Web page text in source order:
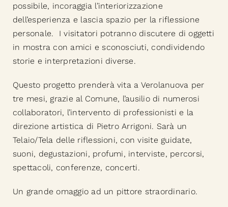
possibile, incoraggia l’interiorizzazione
dell’esperienza e lascia spazio per la riflessione
personale. I visitatori potranno discutere di oggetti
in mostra con amici e sconosciuti, condividendo
storie e interpretazioni diverse.
Questo progetto prenderà vita a Verolanuova per
tre mesi, grazie al Comune, l’ausilio di numerosi
collaboratori, l’intervento di professionisti e la
direzione artistica di Pietro Arrigoni. Sarà un
Telaio/Tela delle riflessioni, con visite guidate,
suoni, degustazioni, profumi, interviste, percorsi,
spettacoli, conferenze, concerti.
Un grande omaggio ad un pittore straordinario.